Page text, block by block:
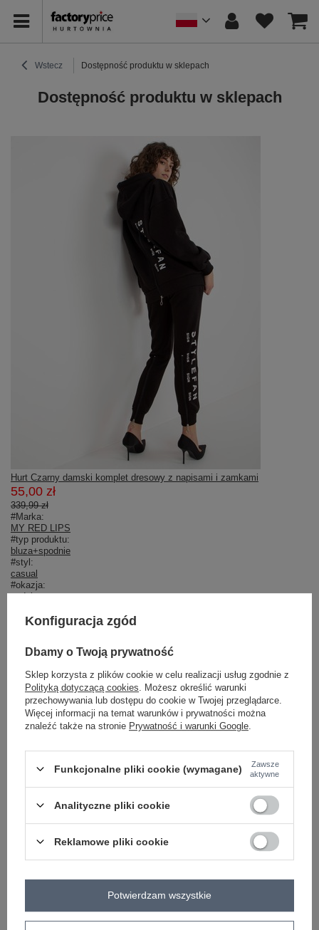
Wstecz Dostępność produktu w sklepach
Dostępność produktu w sklepach
Hurt Czarny damski komplet dresowy z napisami i zamkami
55,00 zł
339,99 zł
#Marka:
MY RED LIPS
#typ produktu:
bluza+spodnie
#styl:
casual
#okazja:
codzienne
nadruk
#materiał dominujący:
#długość:
#styl nogawek:
ściągacze
#wysokość w pasie:
wysoki
#kieszenie:
#dekolt:
#cechy dodatkowe:
ocieplenie
zamek
kieszenie
#skład materiału :
70% bawełna,30% poliester
Modelka ma na sobie rozmiar one size. Wymiary modelki: wzrost 177
cm, biust 84 cm, talia 62 cm, biodra 89 cm
pranie w pralce w 30°C
Konfiguracja zgód
Dbamy o Twoją prywatność
Sklep korzysta z plików cookie w celu realizacji usług zgodnie z
Polityką dotyczącą cookies . Możesz określić warunki
przechowywania lub dostępu do cookie w Twojej przeglądarce.
Więcej informacji na temat warunków i prywatności można
znaleźć także na stronie Prywatność i warunki Google
Funkcjonalne pliki cookie (wymagane)
Zawsze
aktywne
Analityczne pliki cookie
Reklamowe pliki cookie
Potwierdzam wszystkie